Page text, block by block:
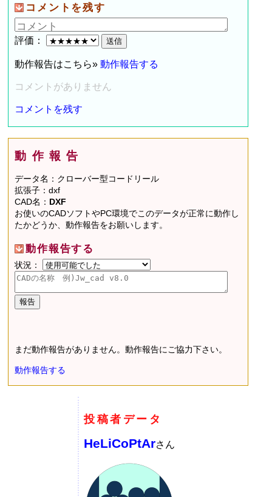
コメントを残す
評価：
動作報告はこちら»動作報告する
コメントがありません
コメントを残す
動作報告
データ名：クローバー型コードリール
拡張子：dxf
CAD名： DXF
お使いのCADソフトやPC環境でこのデータが正常に動作し
たかどうか、動作報告をお願いします。
動作報告する
状況：
まだ動作報告がありません。動作報告にご協力下さい。
動作報告する
投稿者データ
HeLiCoPtArさん